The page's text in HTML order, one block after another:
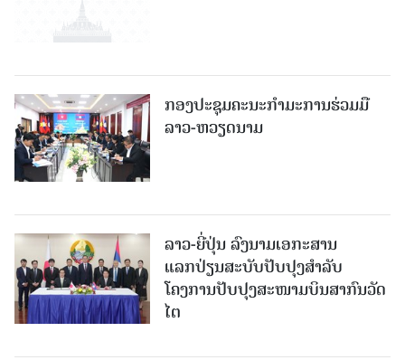
ກອງປະຊຸມຄະນະກຳມະການຮ່ວມມື
ລາວ-ຫວຽດນາມ
ລາວ-ຍີ່ປຸ່ນ ລົງນາມເອກະສານ
ແລກປ່ຽນສະບັບປັບປຸງສໍາລັບ
ໂຄງການປັບປຸງສະໜາມບິນສາກົນວັດ
ໄຕ